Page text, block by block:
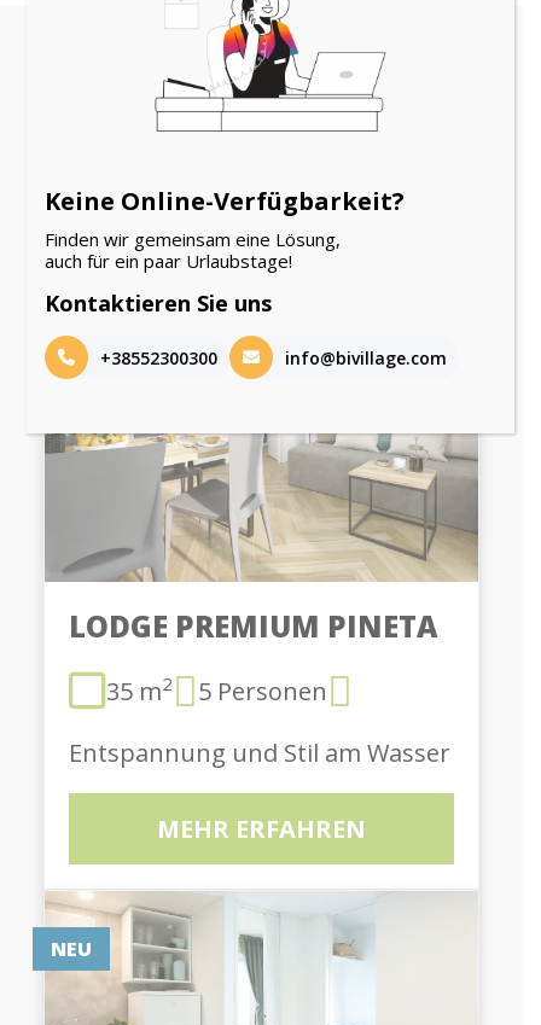
Andere Gäste sahen
sich auch an
NEU
LODGE PREMIUM PINETA
35 m2
5 Personen
Entspannung und Stil am Wasser
MEHR ERFAHREN
NEU
Keine Online-Verfügbarkeit?
Finden wir gemeinsam eine Lösung,
auch für ein paar Urlaubstage!
Kontaktieren Sie uns
+38552300300 info@bivillage.com